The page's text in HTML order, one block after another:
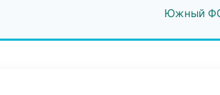
Южный